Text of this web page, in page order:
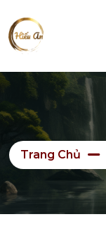
Trang Chủ